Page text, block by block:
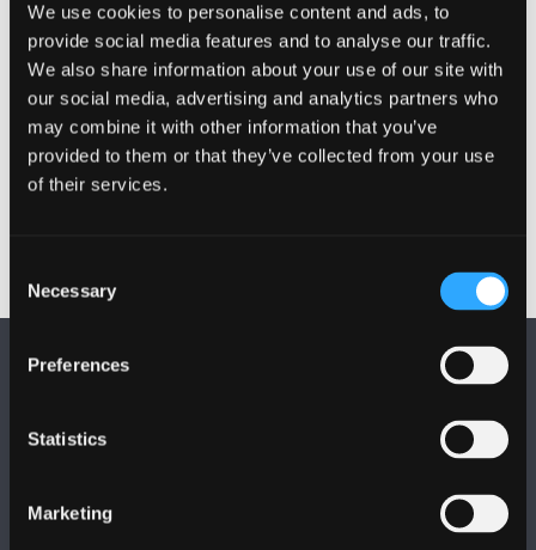
We use cookies to personalise content and ads, to
provide social media features and to analyse our traffic.
We also share information about your use of our site with
our social media, advertising and analytics partners who
may combine it with other information that you’ve
provided to them or that they’ve collected from your use
of their services.
Selection
Necessary
Preferences
Statistics
Marketing
wrthsefyll poen ac i ddeall hyd a lled ei ffitrwydd
corfforol.
Dyddiad cyhoeddi: 4 Tachwedd 2019